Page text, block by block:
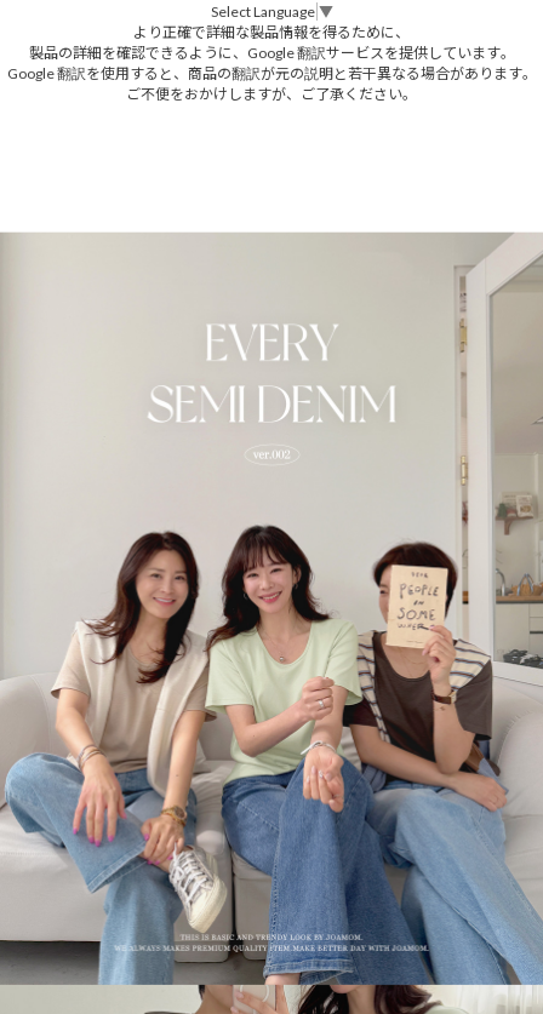
Select Language ▼
より正確で詳細な製品情報を得るために、
製品の詳細を確認できるように、Google 翻訳サービスを提供しています。
Google 翻訳を使用すると、商品の翻訳が元の説明と若干異なる場合があります。
ご不便をおかけしますが、ご了承ください。